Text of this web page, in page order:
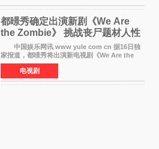
都暻秀确定出演新剧《We Are
the Zombie》 挑战丧尸题材人性
喜剧
中国娱乐网讯 www yule com cn 据16日独
家报道，都暻秀将出演新电视剧《We Are the
Zombie》，在剧中饰演主演金仁钟一角，挑战与
以往丧尸题材截然不同的人性喜剧。 新剧
《We Are t
电视剧